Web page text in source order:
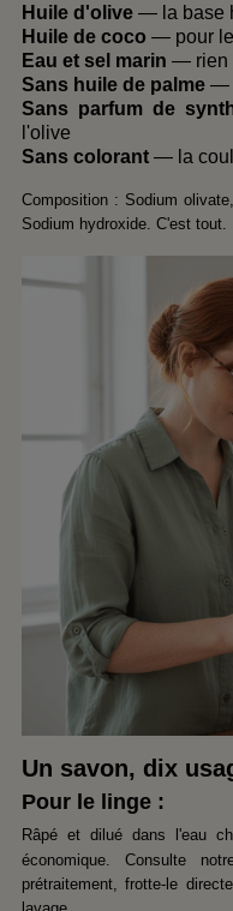
Huile d'olive — la base
Huile de coco — pour
Eau et sel marin — rien
Sans huile de palme —
Sans parfum de
l'olive
Sans colorant — la
Composition : Sodium
Sodium hydroxide. C'est tout.
Un savon, dix
Pour le linge :
Râpé et dilué dans l'eau
économique. Consulte
prétraitement, frotte-le